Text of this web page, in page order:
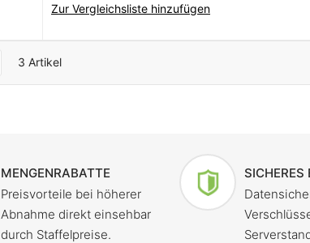
Zur Vergleichsliste hinzufügen
3 Artikel
MENGENRABATTE
Preisvorteile bei höherer
Abnahme direkt einsehbar
durch Staffelpreise.
SICHERES